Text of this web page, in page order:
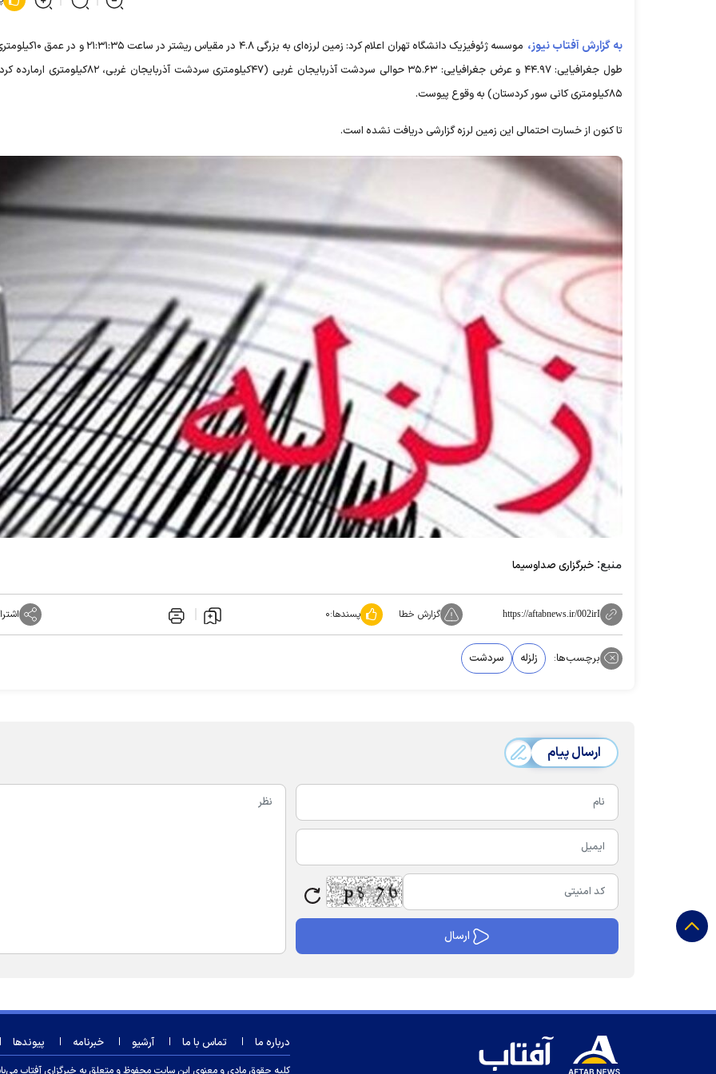
به گزارش آفتاب نیوز،
موسسه ژئوفیزیک دانشگاه تهران اعلام کرد: زمین لرزه‌ای به
طول جغرافیایی: ۴۴.۹۷ و عرض جغرافیایی: ۳۵.۶۳ حوالی سردشت آذربایجان غربی (۴۷کیلومتری سردشت
۸۵کیلومتری کانی سور کردستان) به وقوع پیوست.
تا کنون از خسارت احتمالی این زمین لرزه گزارشی دریافت نشده است.
منبع: خبرگزاری صداوسیما
https://aftabnews.ir/002irI گزارش خطا پسندها:۰
برچسب‌ها: زلزله‌ سردشت
ارسال پیام
درباره ما تماس با ما آرشیو خبرنامه پیوندها
کلیه حقوق مادی و معنوی این سایت محفوظ و متعلق به خبرگزاری آفتاب